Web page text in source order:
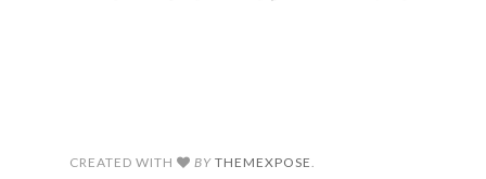
CREATED WITH BY THEMEXPOSE